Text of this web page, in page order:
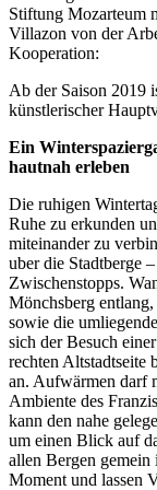
Stiftung Mozarteum
Villazon von der
Kooperation:
Ab der Saison 2019
künstlerischer
Ein
hautnah erleben
Die ruhigen
Ruhe zu erkunden
miteinander zu
uber die Stadtberge
Zwischenstopps.
Mönchsberg
sowie die
sich der Besuch
rechten Altstadtseite
an. Aufwärmen darf
Ambiente des
kann den nahe
um einen Blick auf
allen Bergen
Moment und lassen